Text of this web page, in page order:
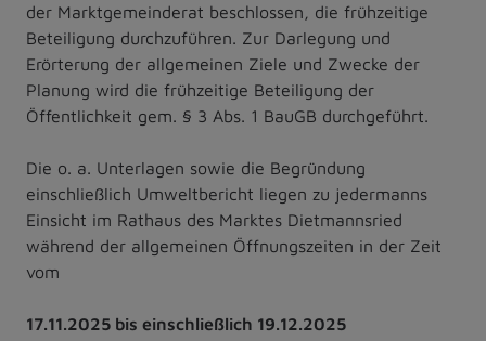
der Marktgemeinderat beschlossen, die frühzeitige
Beteiligung durchzuführen. Zur Darlegung und
Erörterung der allgemeinen Ziele und Zwecke der
Planung wird die frühzeitige Beteiligung der
Öffentlichkeit gem. § 3 Abs. 1 BauGB durchgeführt.
Die o. a. Unterlagen sowie die Begründung
einschließlich Umweltbericht liegen zu jedermanns
Einsicht im Rathaus des Marktes Dietmannsried
während der allgemeinen Öffnungszeiten in der Zeit
vom
17.11.2025 bis einschließlich 19.12.2025